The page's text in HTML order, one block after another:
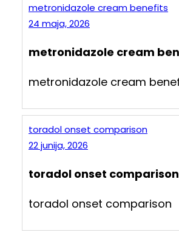
metronidazole cream benefits
24 maja, 2026
metronidazole cream
metronidazole cream
toradol onset comparison
22 junija, 2026
toradol onset comparison
toradol onset comparison